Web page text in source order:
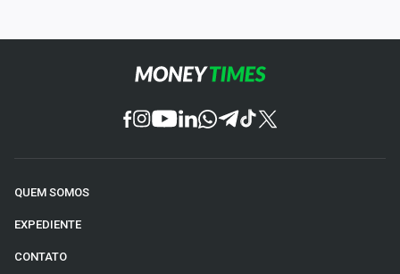
QUEM SOMOS
EXPEDIENTE
CONTATO